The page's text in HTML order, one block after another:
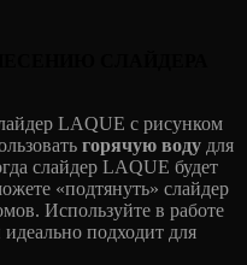
LAQUE с рисунком
горячую воду для
слайдер LAQUE будет
«подтянуть» слайдер
Используйте в работе
подходит для